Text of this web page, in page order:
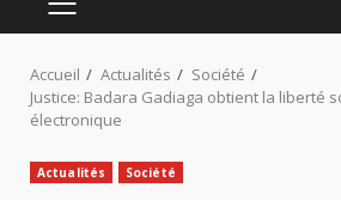
MENU
PRINCIPAL
Accueil Actualités
Société
Justice: Badara Gadiaga obtient la liberté
électronique
Actualités Société